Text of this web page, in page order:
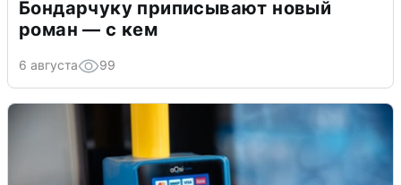
Бондарчуку приписывают новый
роман — с кем
6 августа 99